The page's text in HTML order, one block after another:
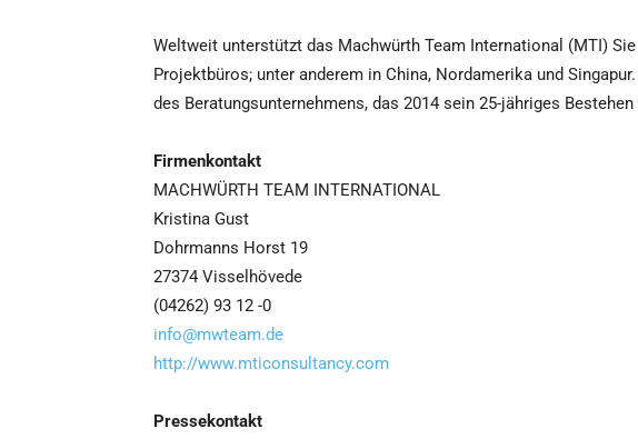
Weltweit unterstützt das Machwürth Team International (MTI)
Projektbüros; unter anderem in China, Nordamerika und
des Beratungsunternehmens, das 2014 sein 25-jähriges
Firmenkontakt
MACHWÜRTH TEAM INTERNATIONAL
Kristina Gust
Dohrmanns Horst 19
27374 Visselhövede
(04262) 93 12 -0
info@mwteam.de
http://www.mticonsultancy.com
Pressekontakt